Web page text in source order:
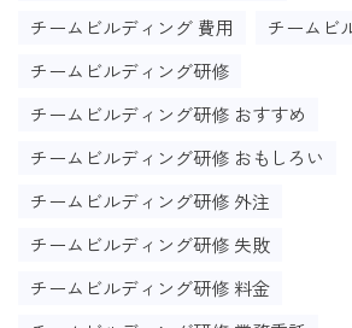
チームビルディング 費用
チームビ
チームビルディング研修
チームビルディング研修 おすすめ
チームビルディング研修 おもしろい
チームビルディング研修 外注
チームビルディング研修 失敗
チームビルディング研修 料金